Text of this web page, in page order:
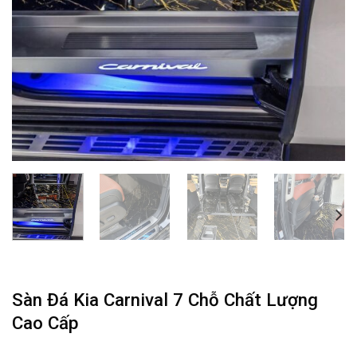
Sàn Đá Kia Carnival 7 Chỗ Chất Lượng
Cao Cấp